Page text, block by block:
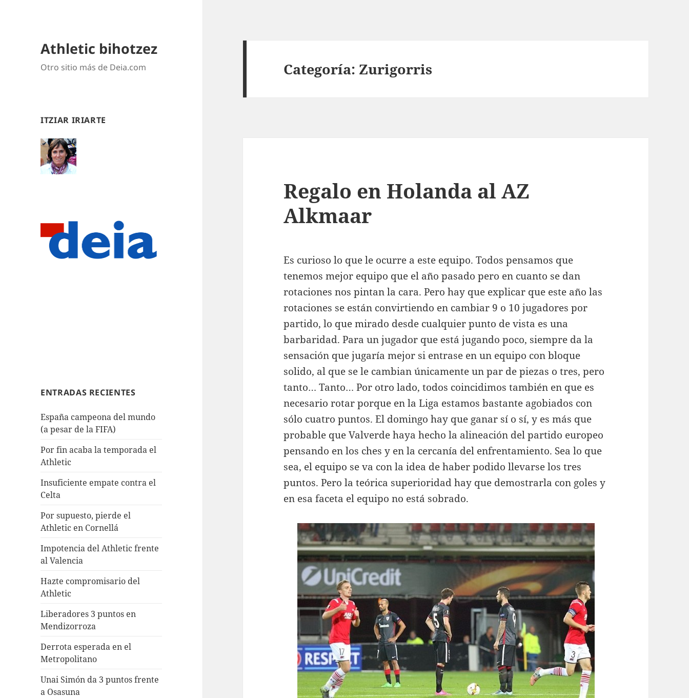
Athletic bihotzez
Otro sitio más de Deia.com
ITZIAR IRIARTE
ENTRADAS RECIENTES
España campeona del mundo
(a pesar de la FIFA)
Por fin acaba la temporada el
Athletic
Insuficiente empate contra el
Celta
Por supuesto, pierde el
Athletic en Cornellá
Impotencia del Athletic frente
al Valencia
Hazte compromisario del
Athletic
Liberadores 3 puntos en
Mendizorroza
Derrota esperada en el
Metropolitano
Unai Simón da 3 puntos frente
a Osasuna
Categoría: Zurigorris
Regalo en Holanda al AZ
Alkmaar
Es curioso lo que le ocurre a este equipo. Todos pensamos que
tenemos mejor equipo que el año pasado pero en cuanto se dan
rotaciones nos pintan la cara. Pero hay que explicar que este año las
rotaciones se están convirtiendo en cambiar 9 o 10 jugadores por
partido, lo que mirado desde cualquier punto de vista es una
barbaridad. Para un jugador que está jugando poco, siempre da la
sensación que jugaría mejor si entrase en un equipo con bloque
solido, al que se le cambian únicamente un par de piezas o tres, pero
tanto… Tanto… Por otro lado, todos coincidimos también en que es
necesario rotar porque en la Liga estamos bastante agobiados con
sólo cuatro puntos. El domingo hay que ganar sí o sí, y es más que
probable que Valverde haya hecho la alineación del partido europeo
pensando en los ches y en la cercanía del enfrentamiento. Sea lo que
sea, el equipo se va con la idea de haber podido llevarse los tres
puntos. Pero la teórica superioridad hay que demostrarla con goles y
en esa faceta el equipo no está sobrado.